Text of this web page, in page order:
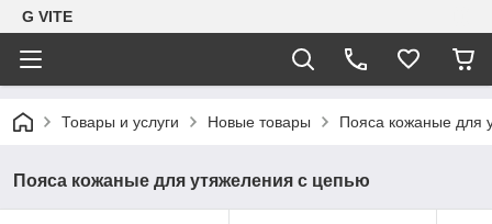
G VITE
Товары и услуги Новые товары Пояса кожаные для
Пояса кожаные для утяжеления с цепью